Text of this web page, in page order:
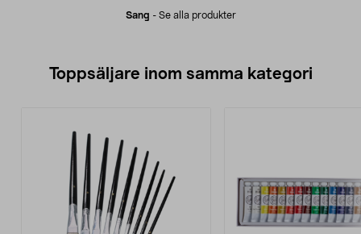
Sang - Se alla produkter
Toppsäljare inom samma kategori